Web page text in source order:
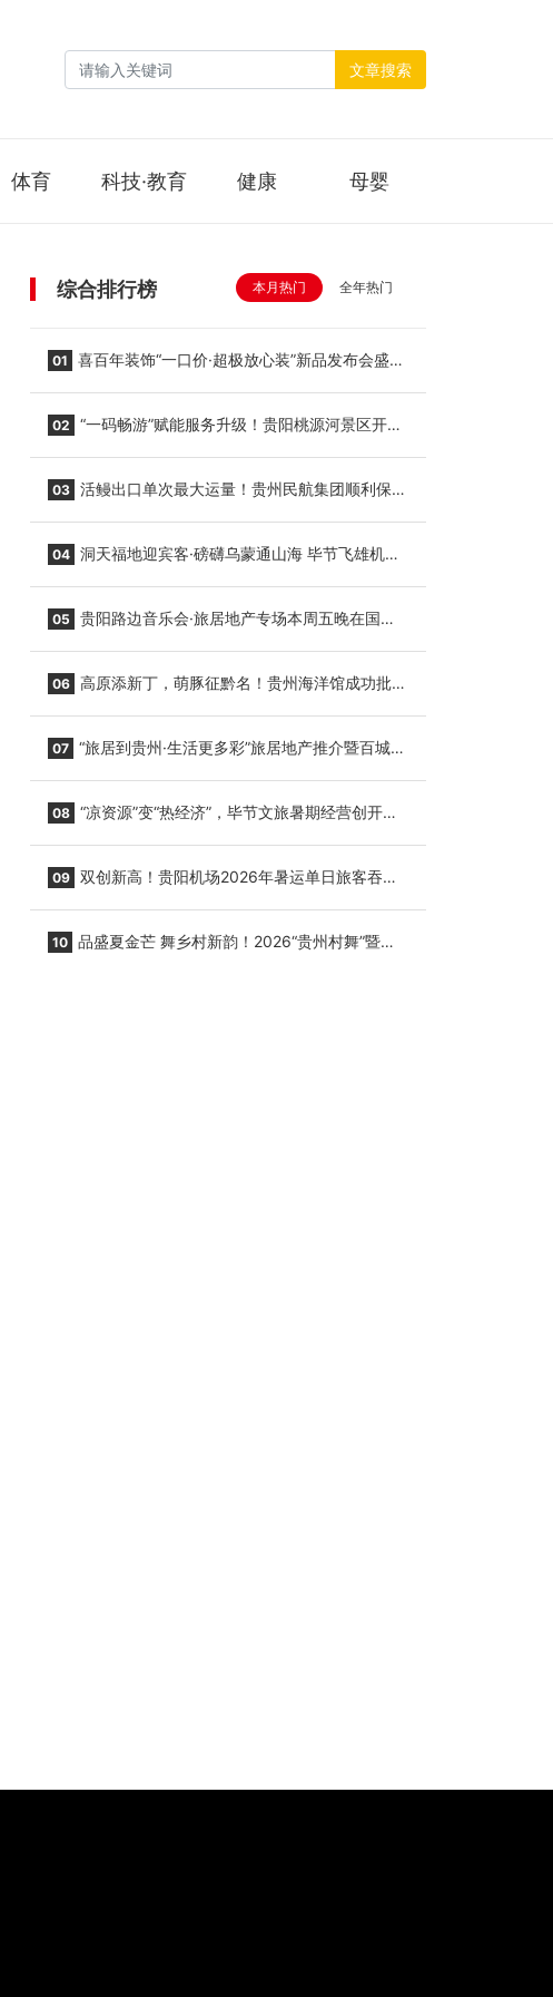
文章搜索
体育 科技·教育 健康 母婴
综合排行榜 本月热门 全年热门
01 喜百年装饰“一口价·超极放心装”新品发布会盛大
02 “一码畅游”赋能服务升级！贵阳桃源河景区开
03 活鳗出口单次最大运量！贵州民航集团顺利保障
04 洞天福地迎宾客·磅礴乌蒙通山海 毕节飞雄机场
05 贵阳路边音乐会·旅居地产专场本周五晚在国际
06 高原添新丁，萌豚征黔名！贵州海洋馆成功批量
07 “旅居到贵州·生活更多彩”旅居地产推介暨百城千
08 “凉资源”变“热经济”，毕节文旅暑期经营创开门
09 双创新高！贵阳机场2026年暑运单日旅客吞吐
10 品盛夏金芒 舞乡村新韵！2026“贵州村舞”暨望